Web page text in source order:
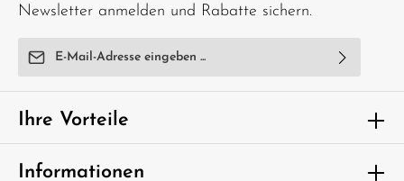
Newsletter anmelden und Rabatte sichern.
E-Mail-Adresse*
Ich habe dieDatenschutzbestimmungenzur Kenntnis
genommen und die
einverstanden.
Um weiterzugehen, geben Sie die oben
Ihre Vorteile
Informationen